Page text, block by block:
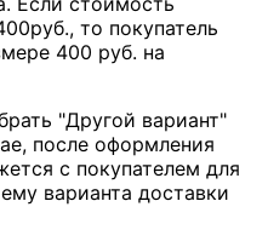
то покупатель
400 руб. на
"Другой вариант"
после оформления
с покупателем для
варианта доставки